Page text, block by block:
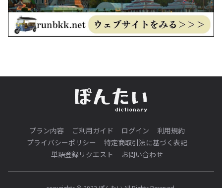
プラン内容 ご利用ガイド ログイン
利用規約
プライバシーポリシー
特定商取引法に基づく表記
単語登録リクエスト
お問い合わせ